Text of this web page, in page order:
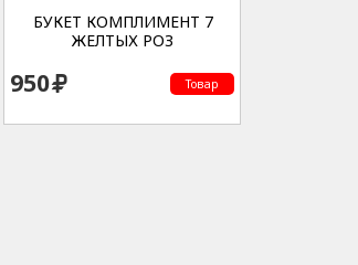
БУКЕТ КОМПЛИМЕНТ 7
ЖЕЛТЫХ РОЗ
950 Товар